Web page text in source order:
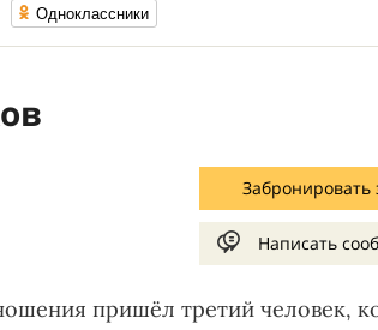
Одноклассники
Забронировать
Написать
пришёл третий человек,